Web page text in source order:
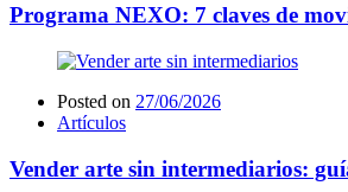
Programa NEXO: 7 claves de
Posted on 27/06/2026
Artículos
Vender arte sin intermediarios: